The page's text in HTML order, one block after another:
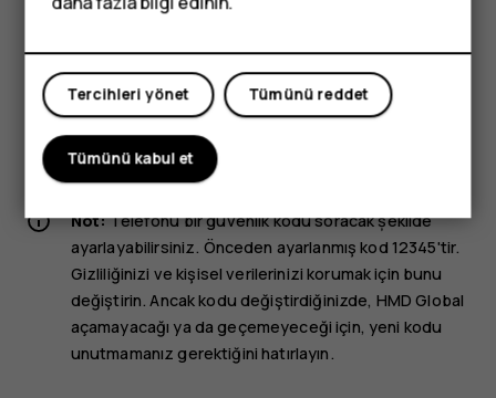
mikrofon setini ses konektörüne bağlarsanız ses
manyetiktir. Cihaz metal maddeleri çekebilir. Cihazın yanına
kredi kartı veya diğer manyetik depolama ortamları
koymayın, kayıtlı bilgiler silinebilir.
Bu kullanım kılavuzunda belirtilen şarj cihazı, kulaklık veya
veri kablosu gibi aksesuarların bazıları ayrı olarak satılabilir.
Not:Telefonu bir güvenlik kodu soracak șekilde
ayarlayabilirsiniz. Önceden ayarlanmış kod 12345'tir.
Gizliliğinizi ve kişisel verilerinizi korumak için bunu
değiştirin. Ancak kodu değiştirdiğinizde, HMD Global
açamayacağı ya da geçemeyeceği için, yeni kodu
unutmamanız gerektiğini hatırlayın.
Tümünü reddet
Tercihleri yönet
Tümünü kabul et